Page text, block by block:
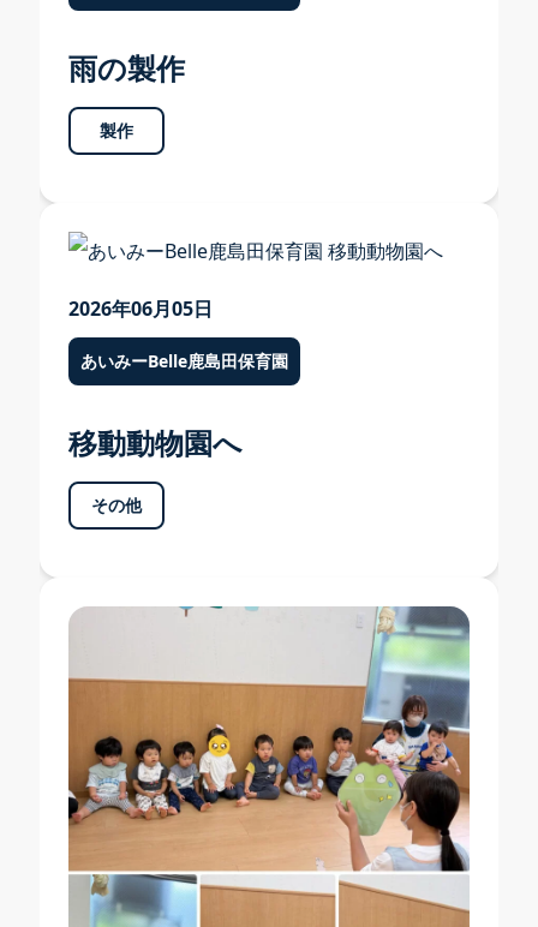
雨の製作
製作
2026年06月05日
あいみーBelle鹿島田保育園
移動動物園へ
その他